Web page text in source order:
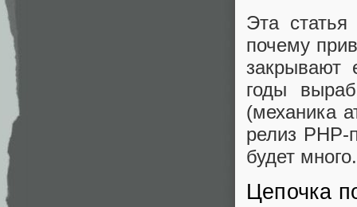
Эта
почему
закрывают
годы
(механика
релиз
будет много.
Цепочка